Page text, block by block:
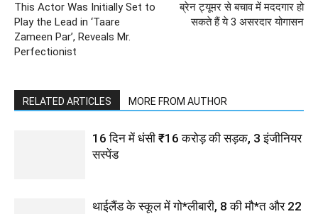
This Actor Was Initially Set to
Play the Lead in ‘Taare
Zameen Par’, Reveals Mr.
Perfectionist
ब्रेन ट्यूमर से बचाव में मददगार हो
सकते हैं ये 3 असरदार योगासन
RELATED ARTICLES MORE FROM AUTHOR
16 दिन में धंसी ₹16 करोड़ की सड़क, 3 इंजीनियर
सस्पेंड
थाईलैंड के स्कूल में गो*लीबारी, 8 की मौ*त और 22